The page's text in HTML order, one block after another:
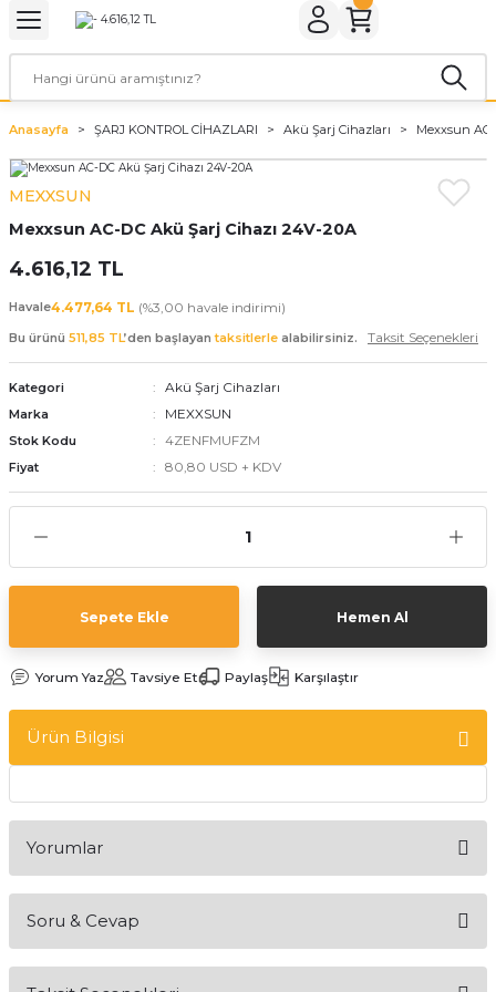
Panoları
CİHAZLARI
Cihazları
Evi Paketleri
Paketler
Anasayfa ŞARJ KONTROL CİHAZLARI Akü Şarj Cihazları Mexxsun
MEXXSUN
Mexxsun AC-DC Akü Şarj Cihazı 24V-20A
4.616,12 TL
Havale4.477,64 TL (%3,00 havale indirimi)
Bu ürünü 511,85 TL’den başlayantaksitlerle alabilirsiniz. Taksit Seçenekleri
Kategori Akü Şarj Cihazları
Marka MEXXSUN
Stok Kodu 4ZENFMUFZM
Fiyat 80,80 USD + KDV
Sepete Ekle Hemen Al
Yorum Yaz Tavsiye Et Paylaş Karşılaştır
Ürün Bilgisi
Yorumlar
Soru & Cevap